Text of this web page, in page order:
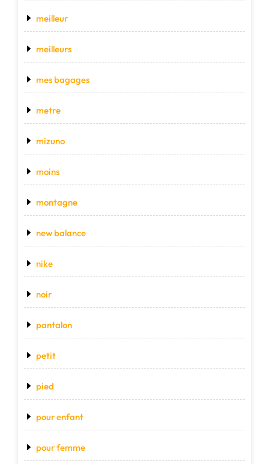
meilleur
meilleurs
mes bagages
metre
mizuno
moins
montagne
new balance
nike
noir
pantalon
petit
pied
pour enfant
pour femme